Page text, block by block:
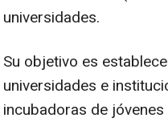
universidades.
Su objetivo es
universidades e
incubadoras de